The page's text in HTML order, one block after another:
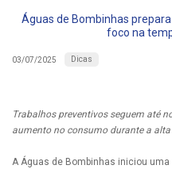
Águas de Bombinhas
foco na
03/07/2025 Dicas
Trabalhos preventivos seguem até
aumento no consumo durante a
A Águas de Bombinhas iniciou